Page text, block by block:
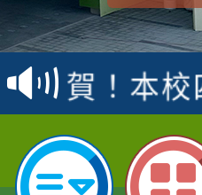
賽 洪綺
名
賀！本校
倩參加
名 指導
賀！本
園市英語
指導老師
賀！本校
賽 劉文
賀！本